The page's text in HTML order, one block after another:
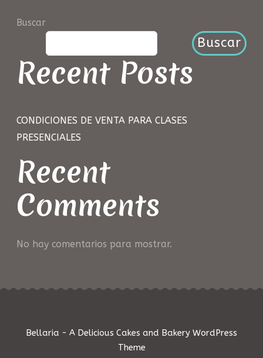
Buscar
Buscar
Recent Posts
CONDICIONES DE VENTA PARA CLASES
PRESENCIALES
Recent
Comments
No hay comentarios para mostrar.
Bellaria - A Delicious Cakes and Bakery WordPress
Theme